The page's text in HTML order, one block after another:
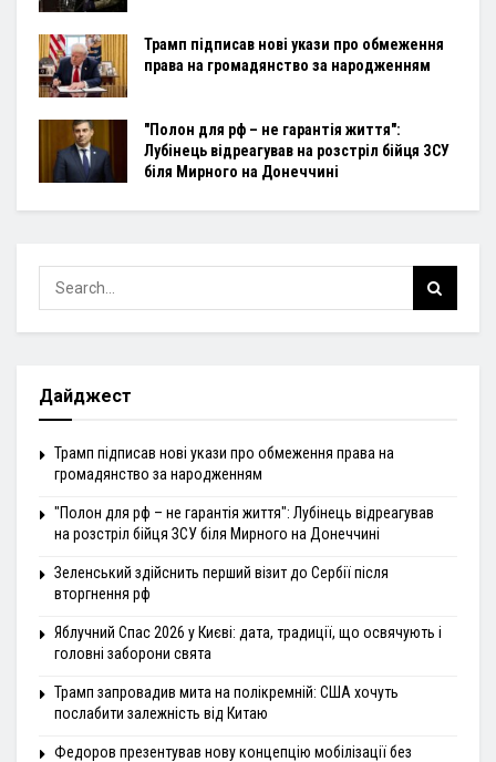
Трамп підписав нові укази про обмеження
права на громадянство за народженням
"Полон для рф – не гарантія життя":
Лубінець відреагував на розстріл бійця ЗСУ
біля Мирного на Донеччині
Дайджест
Трамп підписав нові укази про обмеження права на
громадянство за народженням
"Полон для рф – не гарантія життя": Лубінець відреагував
на розстріл бійця ЗСУ біля Мирного на Донеччині
Зеленський здійснить перший візит до Сербії після
вторгнення рф
Яблучний Спас 2026 у Києві: дата, традиції, що освячують і
головні заборони свята
Трамп запровадив мита на полікремній: США хочуть
послабити залежність від Китаю
Федоров презентував нову концепцію мобілізації без